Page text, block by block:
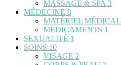
MASSAGE & SPA 3
MÉDECINE 8
MATÉRIEL MÉDICAL
MEDICAMENTS 1
SEXUALITÉ 1
SOINS 10
VISAGE 2